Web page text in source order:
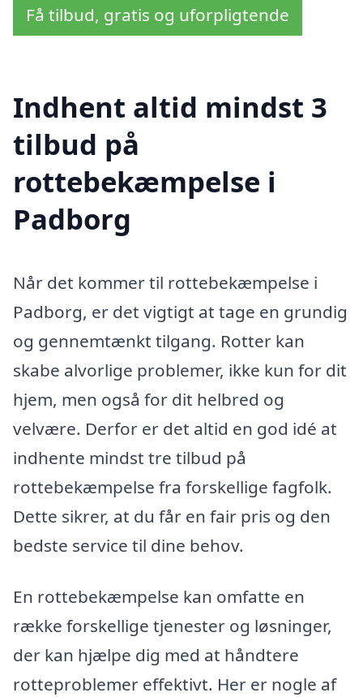
Få tilbud, gratis og uforpligtende
Indhent altid mindst 3
tilbud på
rottebekæmpelse i
Padborg
Når det kommer til rottebekæmpelse i
Padborg, er det vigtigt at tage en grundig
og gennemtænkt tilgang. Rotter kan
skabe alvorlige problemer, ikke kun for dit
hjem, men også for dit helbred og
velvære. Derfor er det altid en god idé at
indhente mindst tre tilbud på
rottebekæmpelse fra forskellige fagfolk.
Dette sikrer, at du får en fair pris og den
bedste service til dine behov.
En rottebekæmpelse kan omfatte en
række forskellige tjenester og løsninger,
der kan hjælpe dig med at håndtere
rotteproblemer effektivt. Her er nogle af